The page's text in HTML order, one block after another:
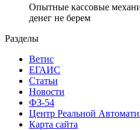
Опытные кассовые
денег не берем
Разделы
Ветис
ЕГАИС
Статьи
Новости
ФЗ-54
Центр Реальной
Карта сайта